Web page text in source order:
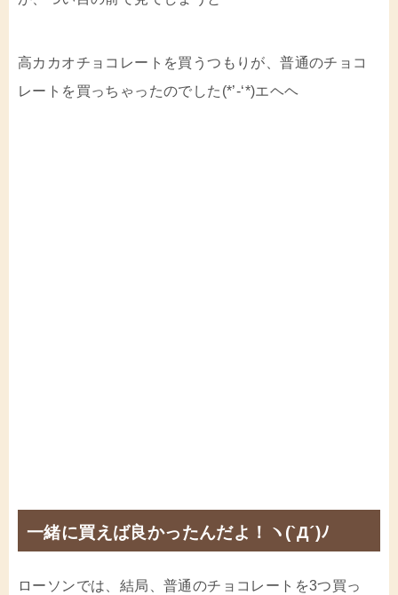
高カカオチョコレートを買うつもりが、普通のチョコ
レートを買っちゃったのでした(*’-‘*)エヘヘ
一緒に買えば良かったんだよ！ヽ(`Д´)ﾉ
ローソンでは、結局、普通のチョコレートを3つ買っ